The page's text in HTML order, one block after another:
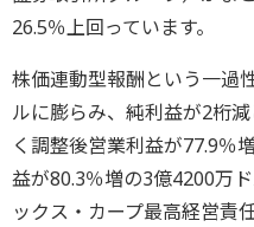
26.5％上回っています。
株価連動型報酬という一過
ルに膨らみ、純利益が2桁
く調整後営業利益が77.9％
益が80.3％増の3億4200万
ックス・カープ最高経営責